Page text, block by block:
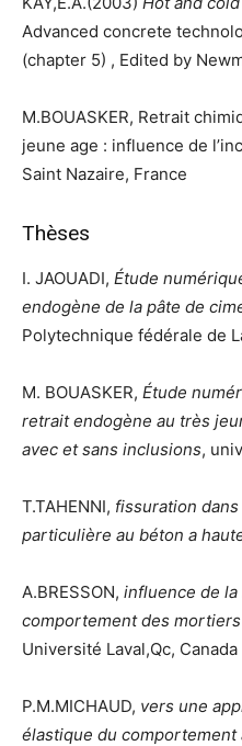
Advanced concrete
(chapter 5) , Edited by
M.BOUASKER, Retrait
jeune age : influence de
Saint Nazaire, France
Thèses
I. JAOUADI, Étude
endogène de la pâte de
Polytechnique fédérale de
M. BOUASKER, Étude
retrait endogène au très
avec et sans inclusions,
T.TAHENNI, fissuration
particulière au béton a
A.BRESSON, influence de
comportement des
Université Laval,Qc, Canada
P.M.MICHAUD, vers une
élastique du comportement